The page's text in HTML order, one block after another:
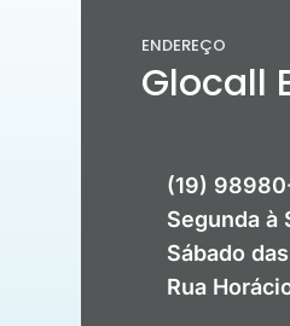
ENDEREÇO
Glocall
(19)
Segunda à
Sábado
Rua